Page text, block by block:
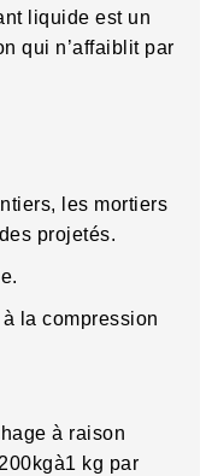
liquide est un
qui n’affaiblit par
les mortiers
projetés.
la compression
à raison
kg par